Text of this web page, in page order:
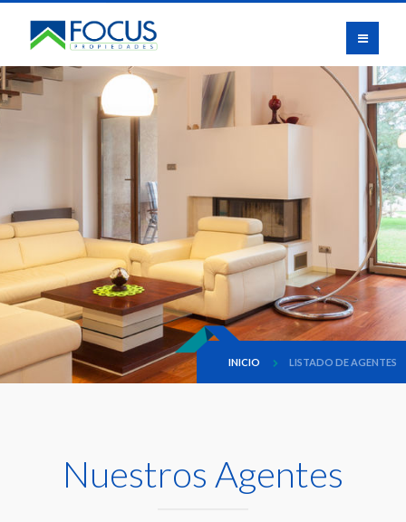
INICIO LISTADO DE AGENTES
Nuestros Agentes